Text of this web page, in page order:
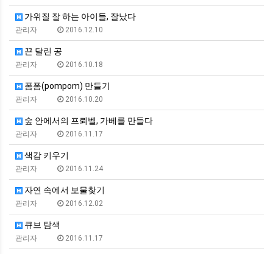
가위질 잘 하는 아이들, 잘났다
관리자 2016.12.10
끈 달린 공
관리자 2016.10.18
폼폼(pompom) 만들기
관리자 2016.10.20
숲 안에서의 프뢰벨, 가베를 만들다
관리자 2016.11.17
색감 키우기
관리자 2016.11.24
자연 속에서 보물찾기
관리자 2016.12.02
큐브 탐색
관리자 2016.11.17